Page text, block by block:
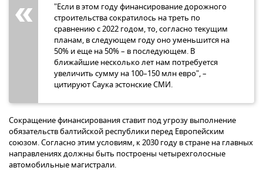
"Если в этом году финансирование дорожного
строительства сократилось на треть по
сравнению с 2022 годом, то, согласно текущим
планам, в следующем году оно уменьшится на
50% и еще на 50% – в последующем. В
ближайшие несколько лет нам потребуется
увеличить сумму на 100–150 млн евро", –
цитируют Саука эстонские СМИ.
Сокращение финансирования ставит под угрозу выполнение
обязательств балтийской республики перед Европейским
союзом. Согласно этим условиям, к 2030 году в стране на главных
направлениях должны быть построены четырехголосные
автомобильные магистрали.